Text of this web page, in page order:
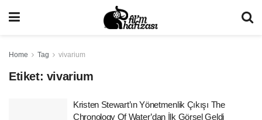
Home Tag vivarium
Etiket: vivarium
Kristen Stewart’ın Yönetmenlik Çıkışı The
Chronology Of Water’dan İlk Görsel Geldi